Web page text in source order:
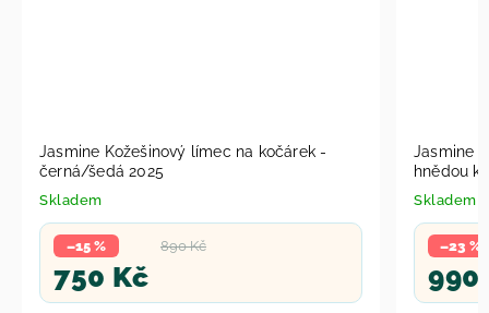
Jasmine Kožešinový límec na kočárek -
černá/šedá 2025
Skladem
890 Kč
–15 %
750 Kč
Jasmine
hnědou
Skladem
–23 %
990